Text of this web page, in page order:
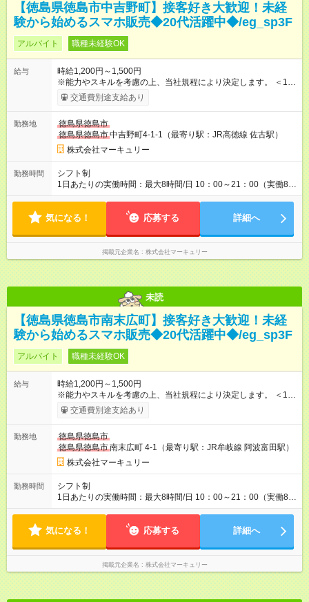
【徳島県徳島市中吉野町】接客好き大歓迎！未経
験から始めるスマホ販売◆20代活躍中◆/eg_sp3F
アルバイト 職種未経験OK
給与
時給1,200円～1,500円
※能力やスキルを考慮の上、当社規程により決定します。 ＜1人
ひとりの成長・頑張りを評価＞ 毎年半期ごとに評価制度を実施
し、ビジネスマナーやコンプライアンスなどの項目ごとに目標
アップも叶えています。 1人ひとりの成長や頑張りに対してもし
っかり還元をしていく制度が確立しています！ 【試用期間】試
用期間あり 試用期間の長さ：3ヶ月 雇用形態、給与は本採用時
と同じです。
交通費別途支給あり
勤務地
徳島県徳島市
徳島県徳島市中吉野町4-1-1（最寄り駅：JR高徳線 佐古駅）
株式会社マーキュリー
勤務時間
シフト制
1日あたりの実働時間：最大8時間/日 10：00～21：00（実働8時
間／休憩1時間） ＜シフト例＞ 10：00～19：00 12：00～21：
の両立も叶います！
気になる！ 応募する 詳細へ
掲載元企業名 株式会社マーキュリー
未読
【徳島県徳島市南末広町】接客好き大歓迎！未経
験から始めるスマホ販売◆20代活躍中◆/eg_sp3F
アルバイト 職種未経験OK
給与
時給1,200円～1,500円
※能力やスキルを考慮の上、当社規程により決定します。 ＜1人
ひとりの成長・頑張りを評価＞ 毎年半期ごとに評価制度を実施
し、ビジネスマナーやコンプライアンスなどの項目ごとに目標
アップも叶えています。 1人ひとりの成長や頑張りに対してもし
っかり還元をしていく制度が確立しています！ 【試用期間】試
用期間あり 試用期間の長さ：3ヶ月 雇用形態、給与は本採用時
と同じです。
交通費別途支給あり
勤務地
徳島県徳島市
徳島県徳島市南末広町 4-1（最寄り駅：JR牟岐線 阿波富田駅）
株式会社マーキュリー
勤務時間
シフト制
1日あたりの実働時間：最大8時間/日 10：00～21：00（実働8時
間／休憩1時間） ＜シフト例＞ 10：00～19：00 12：00～21：
の両立も叶います！
気になる！ 応募する 詳細へ
掲載元企業名 株式会社マーキュリー